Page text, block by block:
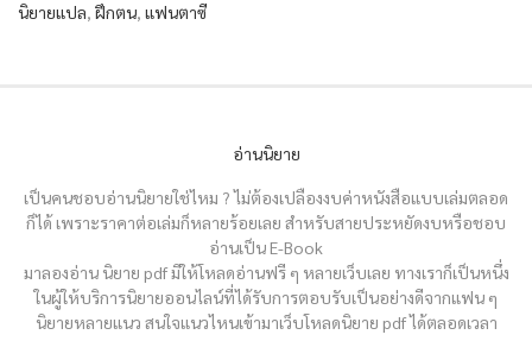
นิยายแปล, ฝึกตน, แฟนตาซี
อ่านนิยาย
เป็นคนชอบอ่านนิยายใช่ไหม ? ไม่ต้องเปลืองงบค่าหนังสือแบบเล่มตลอด
ก็ได้ เพราะราคาต่อเล่มก็หลายร้อยเลย สำหรับสายประหยัดงบหรือชอบ
อ่านเป็น E-Book
มาลองอ่าน นิยาย pdf มีให้โหลดอ่านฟรี ๆ หลายเว็บเลย ทางเราก็เป็นหนึ่ง
ในผู้ให้บริการนิยายออนไลน์ที่ได้รับการตอบรับเป็นอย่างดีจากแฟน ๆ
นิยายหลายแนว สนใจแนวไหนเข้ามาเว็บโหลดนิยาย pdf ได้ตลอดเวลา